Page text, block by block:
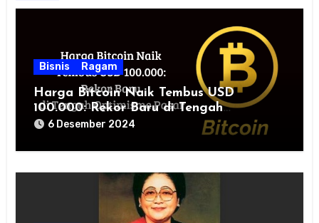
Bisnis Ragam
Harga Bitcoin Naik Tembus USD
100.000: Rekor Baru di Tengah
Optimisme Pasar
6 Desember 2024